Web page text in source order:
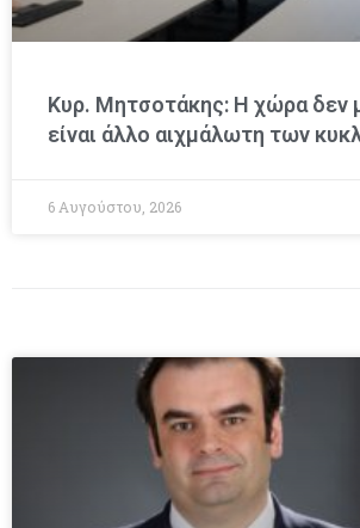
Κυρ. Μητσοτάκης: Η χώρα δεν
είναι άλλο αιχμάλωτη των
6 Αυγούστου, 2026